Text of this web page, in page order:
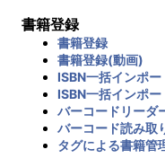
書籍登録
書籍登録
書籍登録(動画)
ISBN一括インポー
ISBN一括インポ
バーコードリーダ
バーコード読み取
タグによる書籍管